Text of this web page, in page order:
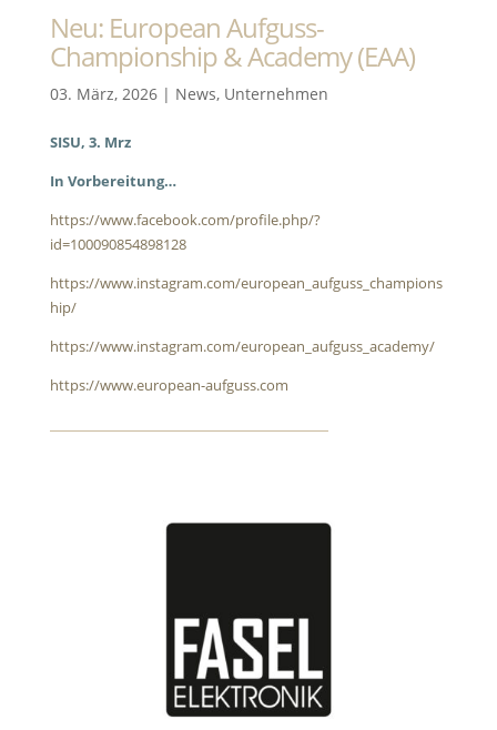
Neu: European Aufguss-
Championship & Academy (EAA)
03. März, 2026| News, Unternehmen
SISU, 3. Mrz
In Vorbereitung…
https://www.facebook.com/profile.php/?
id=100090854898128
https://www.instagram.com/european_aufguss_champions
hip/
https://www.instagram.com/european_aufguss_academy/
https://www.european-aufguss.com